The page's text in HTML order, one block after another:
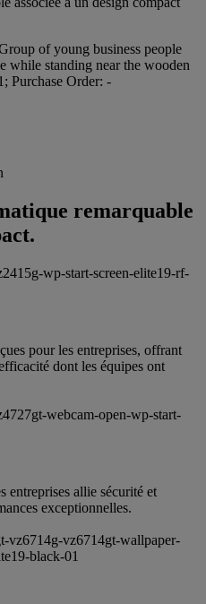
remarquable
pour les entreprises, offrant
dont les équipes ont
allie sécurité et
exceptionnelles.